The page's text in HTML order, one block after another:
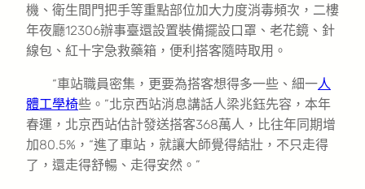
機、衛生間門把手等重點部位加大力度消毒頻次，二樓
年夜廳12306辦事臺還設置裝備擺設口罩、老花鏡、針
線包、紅十字急救藥箱，便利搭客隨時取用。
“車站職員密集，更要為搭客想得多一些、細一人
體工學椅些。”北京西站消息講話人梁兆鈺先容，本年
春運，北京西站估計發送搭客368萬人，比往年同期增
加80.5%，“進了車站，就讓大師覺得結壯，不只走得
了，還走得舒暢、走得安然。”